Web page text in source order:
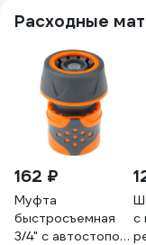
Расходные
162 ₽
Муфта
быстросъемная
3/4" с автостопом
с